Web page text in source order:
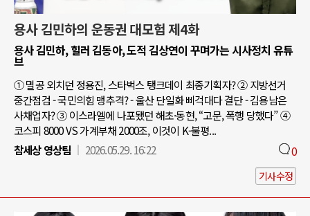
용사 김민하의 운동권 대모험 제4화
용사 김민하, 힐러 김동아, 도적 김상연이 꾸며가는 시사정치 유튜
브
① 멸공 외치던 정용진, 스타벅스 탱크데이 최종기획자? ② 지방선거
중간점검 - 국민의힘 맹추격? - 울산 단일화 삐걱대다 결단 - 김용남은
사채업자? ③ 이스라엘에 나포됐던 해초·동현, “고문, 폭행 당했다” ④
코스피 8000 VS 가계부채 2000조, 이것이 K-불평...
참세상 영상팀
2026.05.29. 16:22 0
기사수정